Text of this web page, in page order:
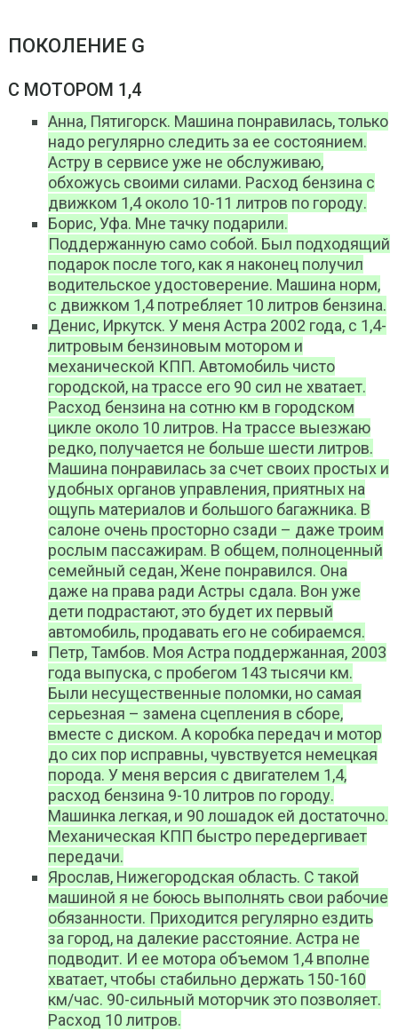
ПОКОЛЕНИЕ G
С МОТОРОМ 1,4
Анна, Пятигорск. Машина понравилась, только
надо регулярно следить за ее состоянием.
Астру в сервисе уже не обслуживаю,
обхожусь своими силами. Расход бензина с
движком 1,4 около 10-11 литров по городу.
Борис, Уфа. Мне тачку подарили.
Поддержанную само собой. Был подходящий
подарок после того, как я наконец получил
водительское удостоверение. Машина норм,
с движком 1,4 потребляет 10 литров бензина.
Денис, Иркутск. У меня Астра 2002 года, с 1,4-
литровым бензиновым мотором и
механической КПП. Автомобиль чисто
городской, на трассе его 90 сил не хватает.
Расход бензина на сотню км в городском
цикле около 10 литров. На трассе выезжаю
редко, получается не больше шести литров.
Машина понравилась за счет своих простых и
удобных органов управления, приятных на
ощупь материалов и большого багажника. В
салоне очень просторно сзади – даже троим
рослым пассажирам. В общем, полноценный
семейный седан, Жене понравился. Она
даже на права ради Астры сдала. Вон уже
дети подрастают, это будет их первый
автомобиль, продавать его не собираемся.
Петр, Тамбов. Моя Астра поддержанная, 2003
года выпуска, с пробегом 143 тысячи км.
Были несущественные поломки, но самая
серьезная – замена сцепления в сборе,
вместе с диском. А коробка передач и мотор
до сих пор исправны, чувствуется немецкая
порода. У меня версия с двигателем 1,4,
расход бензина 9-10 литров по городу.
Машинка легкая, и 90 лошадок ей достаточно.
Механическая КПП быстро передергивает
передачи.
Ярослав, Нижегородская область. С такой
машиной я не боюсь выполнять свои рабочие
обязанности. Приходится регулярно ездить
за город, на далекие расстояние. Астра не
подводит. И ее мотора объемом 1,4 вполне
хватает, чтобы стабильно держать 150-160
км/час. 90-сильный моторчик это позволяет.
Расход 10 литров.